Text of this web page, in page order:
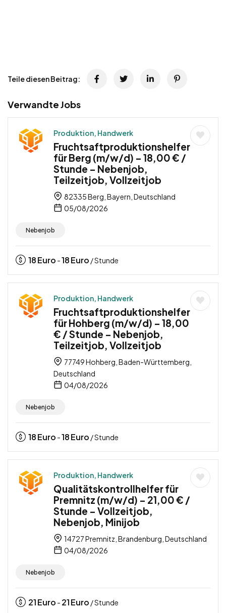
Teile diesen Beitrag:
Verwandte Jobs
Produktion, Handwerk
Fruchtsaftproduktionshelfer
für Berg (m/w/d) – 18,00 € /
Stunde – Nebenjob,
Teilzeitjob, Vollzeitjob
82335 Berg, Bayern, Deutschland
05/08/2026
Nebenjob
18Euro -18Euro / Stunde
Produktion, Handwerk
Fruchtsaftproduktionshelfer
für Hohberg (m/w/d) – 18,00
€ / Stunde – Nebenjob,
Teilzeitjob, Vollzeitjob
77749 Hohberg, Baden-Württemberg,
Deutschland
04/08/2026
Nebenjob
18Euro -18Euro / Stunde
Produktion, Handwerk
Qualitätskontrollhelfer für
Premnitz (m/w/d) – 21,00 € /
Stunde – Vollzeitjob,
Nebenjob, Minijob
14727 Premnitz, Brandenburg, Deutschland
04/08/2026
Nebenjob
21Euro - 21Euro / Stunde